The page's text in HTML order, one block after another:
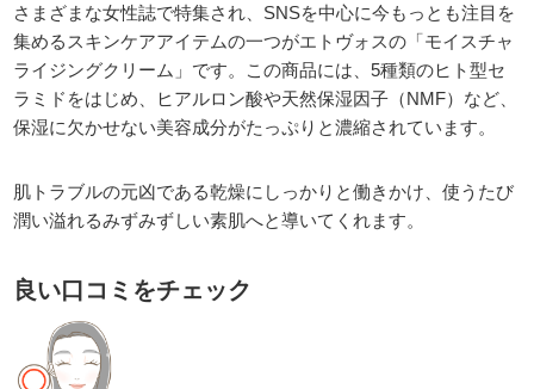
さまざまな女性誌で特集され、SNSを中心に今もっとも注目を
集めるスキンケアアイテムの一つがエトヴォスの「モイスチャ
ライジングクリーム」です。この商品には、5種類のヒト型セ
ラミドをはじめ、ヒアルロン酸や天然保湿因子（NMF）など、
保湿に欠かせない美容成分がたっぷりと濃縮されています。
肌トラブルの元凶である乾燥にしっかりと働きかけ、使うたび
潤い溢れるみずみずしい素肌へと導いてくれます。
良い口コミをチェック